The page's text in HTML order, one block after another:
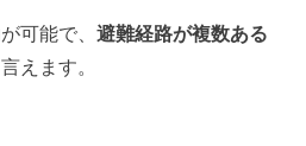
可能で、避難経路が複数ある
えます。